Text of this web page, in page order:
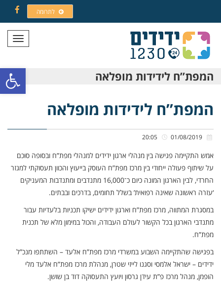
פתח
לתרומה
תפריט
המפת”ח לידידות מופלאה
המפת”ח לידידות מופלאה
אמש התקיימה פגישה בין מנהלי ארגון ידידים למנהלי מפת”ח ובסופה סוכם
על שיתוף פעולה ייחודי בין מרכז מפת”ח העוסק בייעוץ והכוון תעסוקתי למגזר
החרדי, לבין הארגון המונה כיום כ־16,000 מתנדבים ומתנדבות המעניקים
‘עזרה ראשונה שאינה רפואית’ בשלל תחומים, בדרכים ובבתים.
במסגרת המתווה, מרכז מפת”ח וארגון ידידים ישיקו תכניות בלעדיות עבור
מתנדבי הארגון בכל הקשור לעולם העבודה, והכול במימון מלא של תכנית
מפת”ח.
בפגישה שהתקיימה השבוע במשרדי מרכז מפת”ח אלעד – השתתפו מנכ”ל
ידידים – ישראל אלמסי וסגנו לייזי שטרן, מנהלת מרכז מפת”ח אלעד מלי
הופמן, מנהל מרכז פ”ת עידן גרסון ויועץ התעסוקה דוד בן שושן.